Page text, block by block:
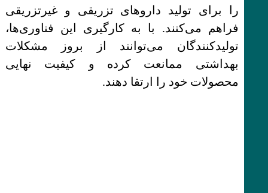
را برای تولید داروهای تزریقی و غیرتزریقی
فراهم می‌کنند. با به کارگیری این فناوری‌ها،
تولیدکنندگان می‌توانند از بروز مشکلات
بهداشتی ممانعت کرده و کیفیت نهایی
محصولات خود را ارتقا دهند.